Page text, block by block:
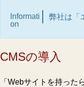
Informati
on
弊社は「
CMSの導入
「Webサイトを持った